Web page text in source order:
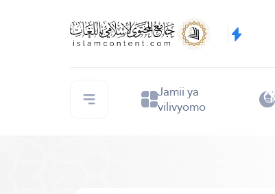
Jamii ya
vilivyomo